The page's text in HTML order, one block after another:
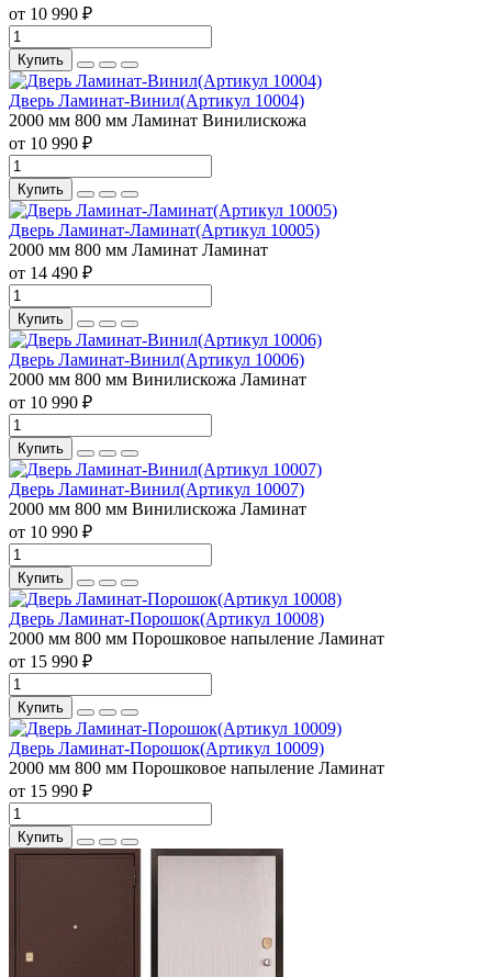
от 10 990 ₽
Купить
Дверь Ламинат-Винил(Артикул 10004)
2000 мм 800 мм Ламинат Винилискожа
от 10 990 ₽
Купить
Дверь Ламинат-Ламинат(Артикул 10005)
2000 мм 800 мм Ламинат Ламинат
от 14 490 ₽
Купить
Дверь Ламинат-Винил(Артикул 10006)
2000 мм 800 мм Винилискожа Ламинат
от 10 990 ₽
Купить
Дверь Ламинат-Винил(Артикул 10007)
2000 мм 800 мм Винилискожа Ламинат
от 10 990 ₽
Купить
Дверь Ламинат-Порошок(Артикул 10008)
2000 мм 800 мм Порошковое напыление Ламинат
от 15 990 ₽
Купить
Дверь Ламинат-Порошок(Артикул 10009)
2000 мм 800 мм Порошковое напыление Ламинат
от 15 990 ₽
Купить